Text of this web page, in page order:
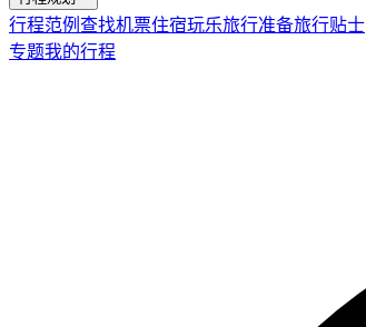
行程范例 查找机票住宿玩乐旅行准备旅行贴士
专题我的行程